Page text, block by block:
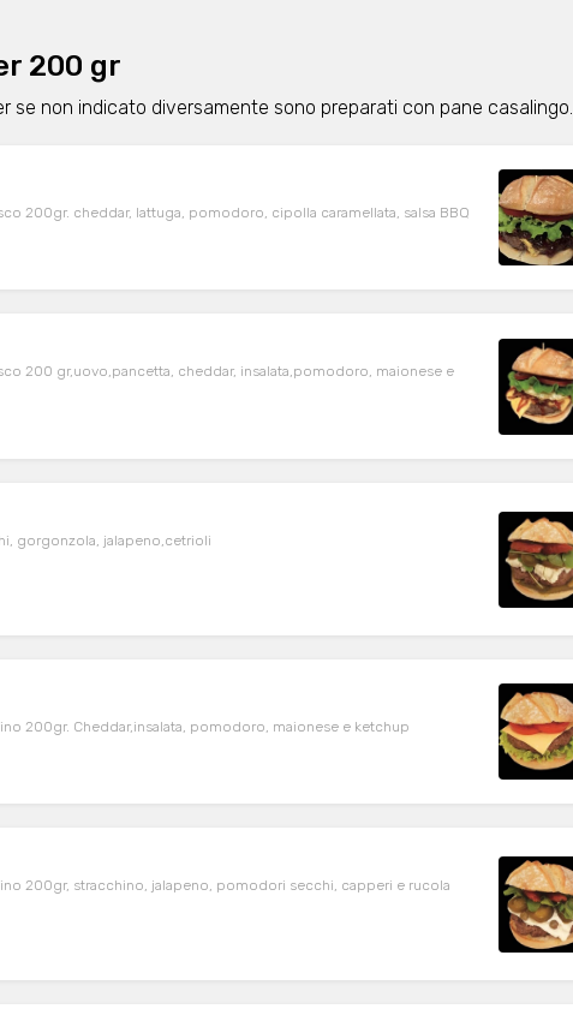
200 gr
se non indicato diversamente sono preparati con pane casalingo.
200gr. cheddar, lattuga, pomodoro, cipolla caramellata, salsa BBQ
200 gr,uovo,pancetta, cheddar, insalata,pomodoro, maionese e
gorgonzola, jalapeno,cetrioli
Maccinato fresco di bovino 200gr. Cheddar,insalata, pomodoro, maionese e ketchup
200gr, stracchino, jalapeno, pomodori secchi, capperi e rucola